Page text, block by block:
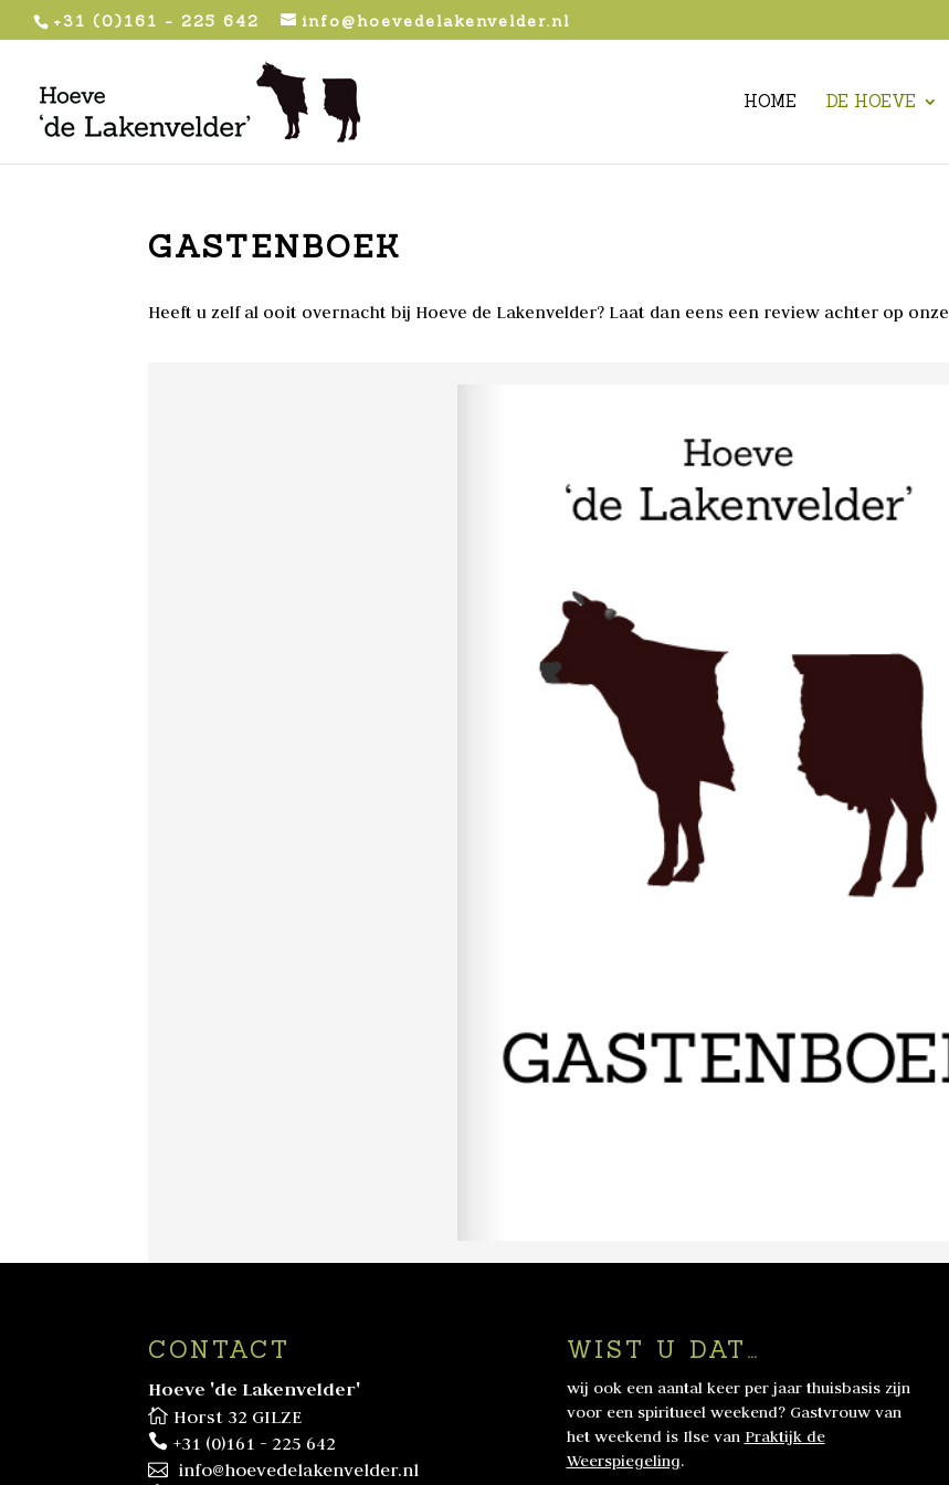
+31 (0)161 - 225 642 info@hoevedelakenvelder.nl
HOME DE HOEVE
GASTENBOEK
Heeft u zelf al ooit overnacht bij Hoeve de Lakenvelder? Laat dan eens een review achter op onze
CONTACT
Hoeve 'de Lakenvelder'
Horst 32 GILZE
+31 (0)161 - 225 642
info@hoevedelakenvelder.nl
WIST U DAT…
wij ook een aantal keer per jaar thuisbasis zijn
voor een spiritueel weekend? Gastvrouw van
het weekend is Ilse van Praktijk de
Weerspiegeling.